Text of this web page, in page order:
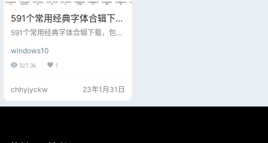
591个常用经典字体合辑下
载，纯干货~~
591个常用经典字体合辑下载，包揽
windows10
327.3k 1
chhyjyckw 23年1月31日